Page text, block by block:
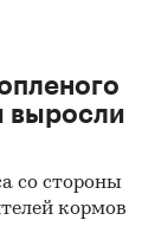
выросли
со стороны
кормов